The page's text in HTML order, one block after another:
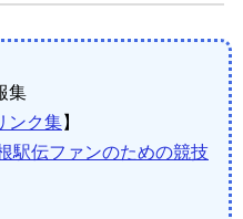
集
ンク集】
駅伝ファンのための競技